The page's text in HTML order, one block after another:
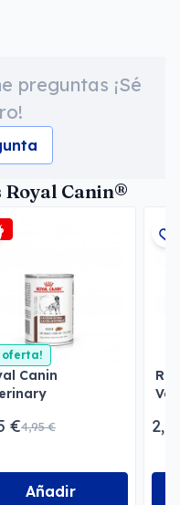
preguntas ¡Sé
Canin®
oferta!
Canin
€4,95 €
Añadir